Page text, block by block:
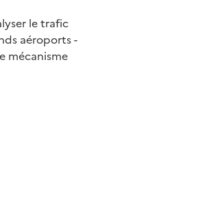
le trafic
aéroports -
mécanisme